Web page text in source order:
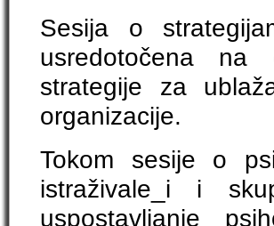
Sesija o
usredotočena na
strategije za
organizacije.
Tokom sesije o
istraživale_i i
uspostavljanje